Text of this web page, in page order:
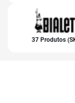
37 Produtos